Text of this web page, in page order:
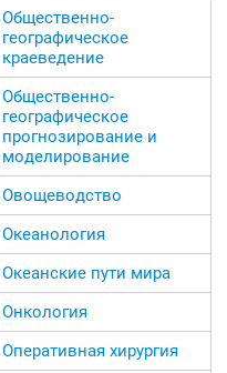
Общественно-
географическое
краеведение
Общественно-
географическое
прогнозирование и
моделирование
Овощеводство
Океанология
Океанские пути мира
Онкология
Оперативная хирургия